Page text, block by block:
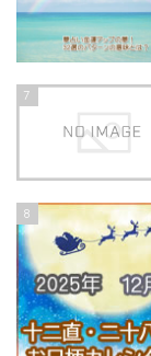
7
8